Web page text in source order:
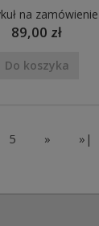
na zamówienie
89,00 zł
Do koszyka
5 » »|